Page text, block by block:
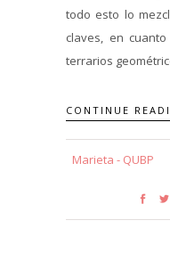
todo esto lo
claves, en
terrarios
CONTINUE
Marieta - QUBP